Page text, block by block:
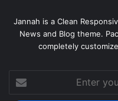
Jannah is a Clean
News and Blog theme.
completely
your